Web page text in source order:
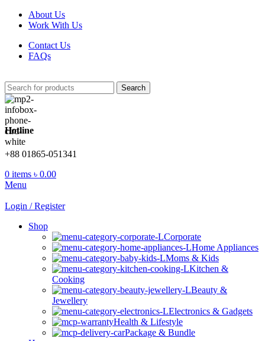
About Us
Work With Us
Contact Us
FAQs
Search
Hotline
+88 01865-051341
0 items ৳ 0.00
Menu
Login / Register
Shop
Corporate
Home Appliances
Moms & Kids
Kitchen &
Cooking
Beauty &
Jewellery
Electronics & Gadgets
Health & Lifestyle
Package & Bundle